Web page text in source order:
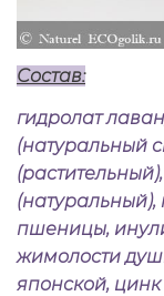
Состав:
гидролат
(натуральный
пшеницы,
жимолости
японской,